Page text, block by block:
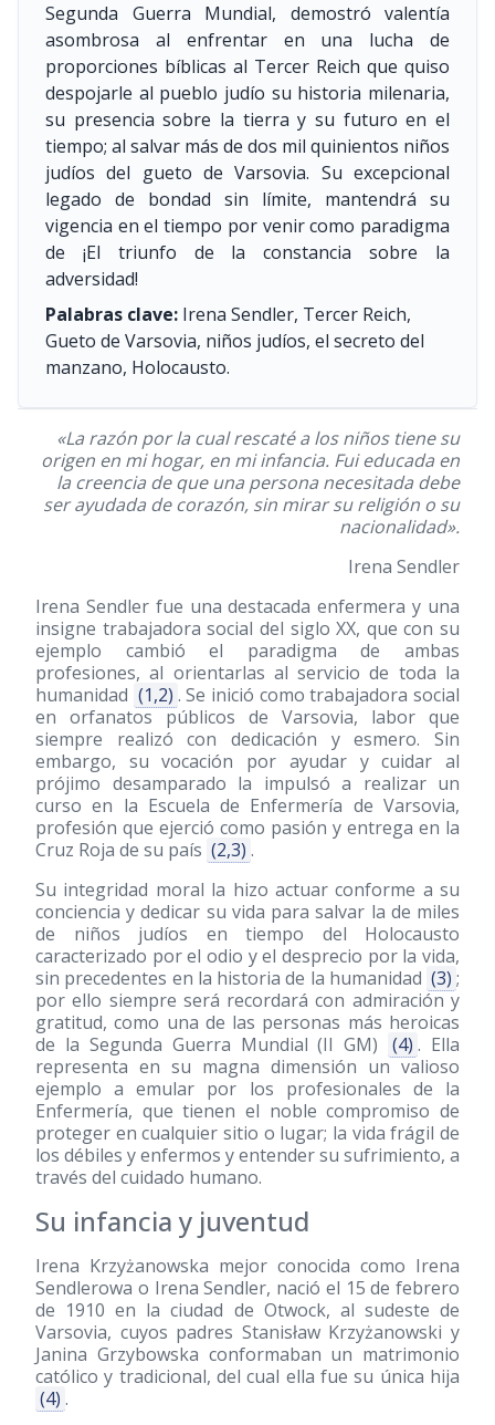
Segunda Guerra Mundial, demostró valentía
asombrosa al enfrentar en una lucha de
proporciones bíblicas al Tercer Reich que quiso
despojarle al pueblo judío su historia milenaria,
su presencia sobre la tierra y su futuro en el
tiempo; al salvar más de dos mil quinientos niños
judíos del gueto de Varsovia. Su excepcional
legado de bondad sin límite, mantendrá su
vigencia en el tiempo por venir como paradigma
de ¡El triunfo de la constancia sobre la
adversidad!
Palabras clave: Irena Sendler, Tercer Reich,
Gueto de Varsovia, niños judíos, el secreto del
manzano, Holocausto.
«La razón por la cual rescaté a los niños tiene su
origen en mi hogar, en mi infancia. Fui educada en
la creencia de que una persona necesitada debe
ser ayudada de corazón, sin mirar su religión o su
nacionalidad».
Irena Sendler
Irena Sendler fue una destacada enfermera y una
insigne trabajadora social del siglo XX, que con su
ejemplo cambió el paradigma de ambas
profesiones, al orientarlas al servicio de toda la
humanidad (1,2) . Se inició como trabajadora social
en orfanatos públicos de Varsovia, labor que
siempre realizó con dedicación y esmero. Sin
embargo, su vocación por ayudar y cuidar al
prójimo desamparado la impulsó a realizar un
curso en la Escuela de Enfermería de Varsovia,
profesión que ejerció como pasión y entrega en la
Cruz Roja de su país (2,3) .
Su integridad moral la hizo actuar conforme a su
conciencia y dedicar su vida para salvar la de miles
de niños judíos en tiempo del Holocausto
caracterizado por el odio y el desprecio por la vida,
sin precedentes en la historia de la humanidad (3) ;
por ello siempre será recordará con admiración y
gratitud, como una de las personas más heroicas
de la Segunda Guerra Mundial (II GM)
(4) . Ella
representa en su magna dimensión un valioso
ejemplo a emular por los profesionales de la
Enfermería, que tienen el noble compromiso de
proteger en cualquier sitio o lugar; la vida frágil de
los débiles y enfermos y entender su sufrimiento, a
través del cuidado humano.
Su infancia y juventud
Irena Krzyżanowska mejor conocida como Irena
Sendlerowa o Irena Sendler, nació el 15 de febrero
de 1910 en la ciudad de Otwock, al sudeste de
Varsovia, cuyos padres Stanisław Krzyżanowski y
Janina Grzybowska conformaban un matrimonio
católico y tradicional, del cual ella fue su única hija
(4) .